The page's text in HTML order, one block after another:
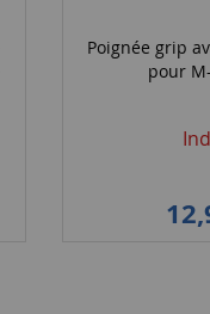
Poignée grip
pour